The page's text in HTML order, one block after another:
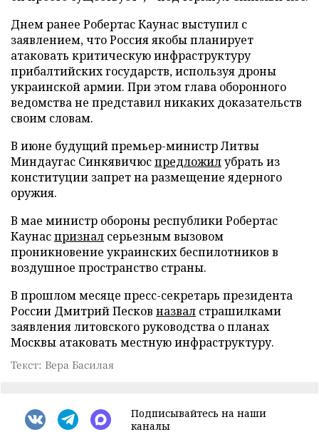
Днем ранее Робертас Каунас выступил с
заявлением, что Россия якобы планирует
атаковать критическую инфраструктуру
прибалтийских государств, используя дроны
украинской армии. При этом глава оборонного
ведомства не представил никаких доказательств
своим словам.
В июне будущий премьер-министр Литвы
Миндаугас Синкявичюспредложилубрать из
конституции запрет на размещение ядерного
оружия.
В мае министр обороны республики Робертас
Каунаспризнал серьезным вызовом
проникновение украинских беспилотников в
воздушное пространство страны.
В прошлом месяце пресс-секретарь президента
России Дмитрий Песков назвал страшилками
заявления литовского руководства о планах
Москвы атаковать местную инфраструктуру.
Текст: Вера Басилая
Подписывайтесь на наши
каналы